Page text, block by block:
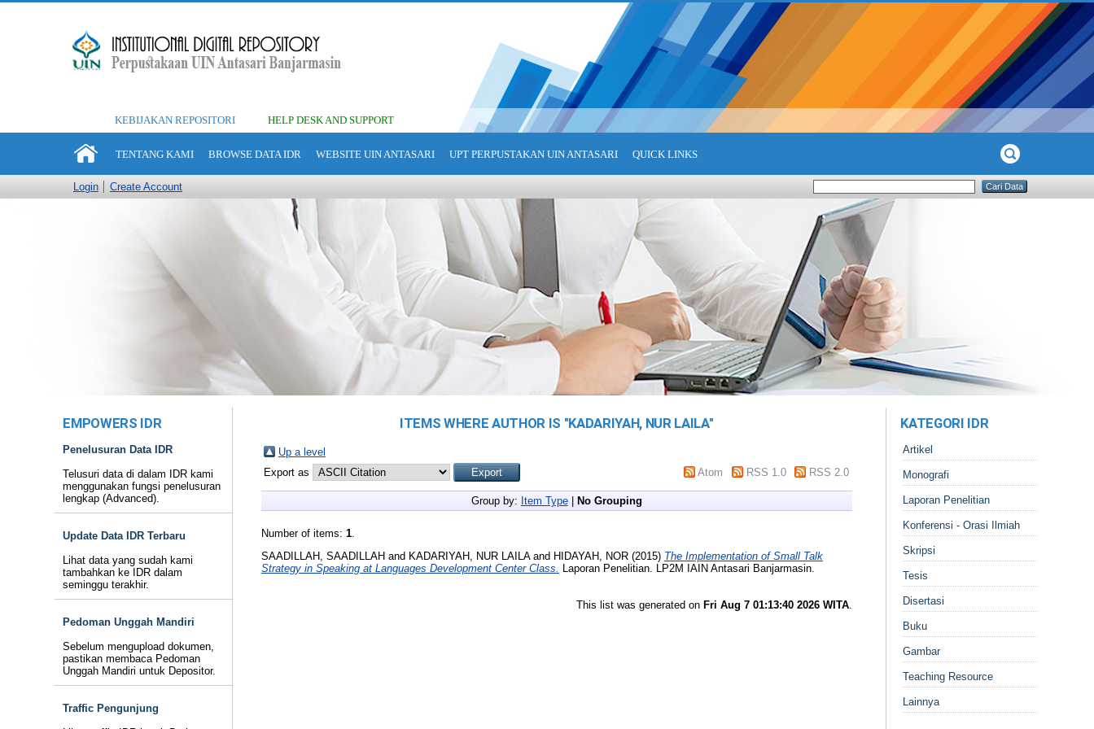
KEBIJAKAN REPOSITORI HELP DESK AND SUPPORT
TENTANG KAMI BROWSE DATA IDR WEBSITE UIN ANTASARI UPT PERPUSTAKAN UIN ANTASARI QUICK LINKS
Login Create Account
EMPOWERS IDR
Penelusuran Data IDR
Telusuri data di dalam IDR kami
menggunakan fungsi penelusuran
lengkap (Advanced).
Update Data IDR Terbaru
Lihat data yang sudah kami
tambahkan ke IDR dalam
seminggu terakhir.
Pedoman Unggah Mandiri
Sebelum mengupload dokumen,
pastikan membaca Pedoman
Unggah Mandiri untuk Depositor.
Traffic Pengunjung
ITEMS WHERE AUTHOR IS "KADARIYAH, NUR LAILA"
Up a level
Export as
Atom RSS 1.0 RSS 2.0
Group by: Item Type| No Grouping
Number of items: 1.
SAADILLAH, SAADILLAH and KADARIYAH, NUR LAILAand HIDAYAH, NOR(2015) The Implementation of Small Talk
Strategy in Speaking at Languages Development Center Class.
Laporan Penelitian. LP2M IAIN Antasari Banjarmasin.
This list was generated on Fri Aug 7 01:13:40 2026 WITA.
KATEGORI IDR
Artikel
Monografi
Laporan Penelitian
Konferensi - Orasi Ilmiah
Skripsi
Tesis
Disertasi
Buku
Gambar
Teaching Resource
Lainnya